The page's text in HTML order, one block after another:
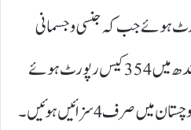
1102 کیس رپورٹ ہوئے جب کہ جنسی و جسمانی
تشدد میں کسی کو سزا نہیں ملی۔ سندھ میں 354 کیس رپورٹ ہوئے
جب کہ سزا کی شرح صفر رہی، بلوچستان میں صرف 4 سزائیں ہوئیں۔